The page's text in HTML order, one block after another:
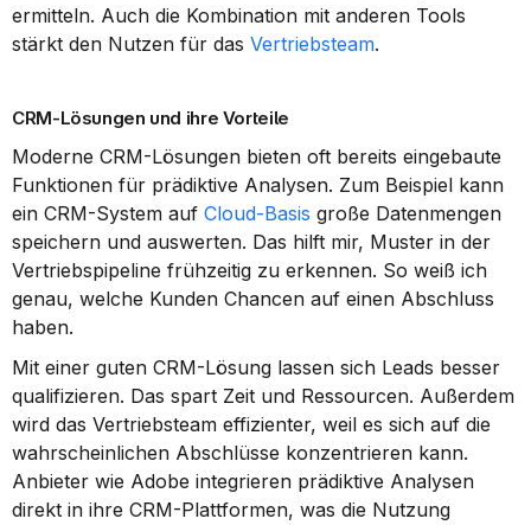
ermitteln. Auch die Kombination mit anderen Tools
stärkt den Nutzen für das Vertriebsteam.
CRM-Lösungen und ihre Vorteile
Moderne CRM-Lösungen bieten oft bereits eingebaute
Funktionen für prädiktive Analysen. Zum Beispiel kann
ein CRM-System auf Cloud-Basis große Datenmengen
speichern und auswerten. Das hilft mir, Muster in der
Vertriebspipeline frühzeitig zu erkennen. So weiß ich
genau, welche Kunden Chancen auf einen Abschluss
haben.
Mit einer guten CRM-Lösung lassen sich Leads besser
qualifizieren. Das spart Zeit und Ressourcen. Außerdem
wird das Vertriebsteam effizienter, weil es sich auf die
wahrscheinlichen Abschlüsse konzentrieren kann.
Anbieter wie Adobe integrieren prädiktive Analysen
direkt in ihre CRM-Plattformen, was die Nutzung